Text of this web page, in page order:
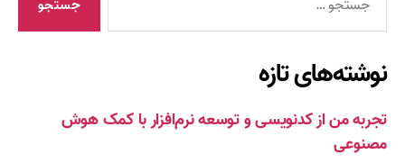
نوشته‌های تازه
تجربه من از کدنویسی و توسعه نرم‌افزار با کمک هوش
مصنوعی